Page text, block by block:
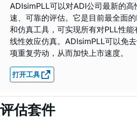
ADIsimPLL可以对ADI公司最新的
速、可靠的评估。它是目前最全面
和仿真工具，可实现所有对PLL性
线性效应仿真。ADIsimPLL可以免
项重复劳动，从而加快上市速度。
打开工具
评估套件